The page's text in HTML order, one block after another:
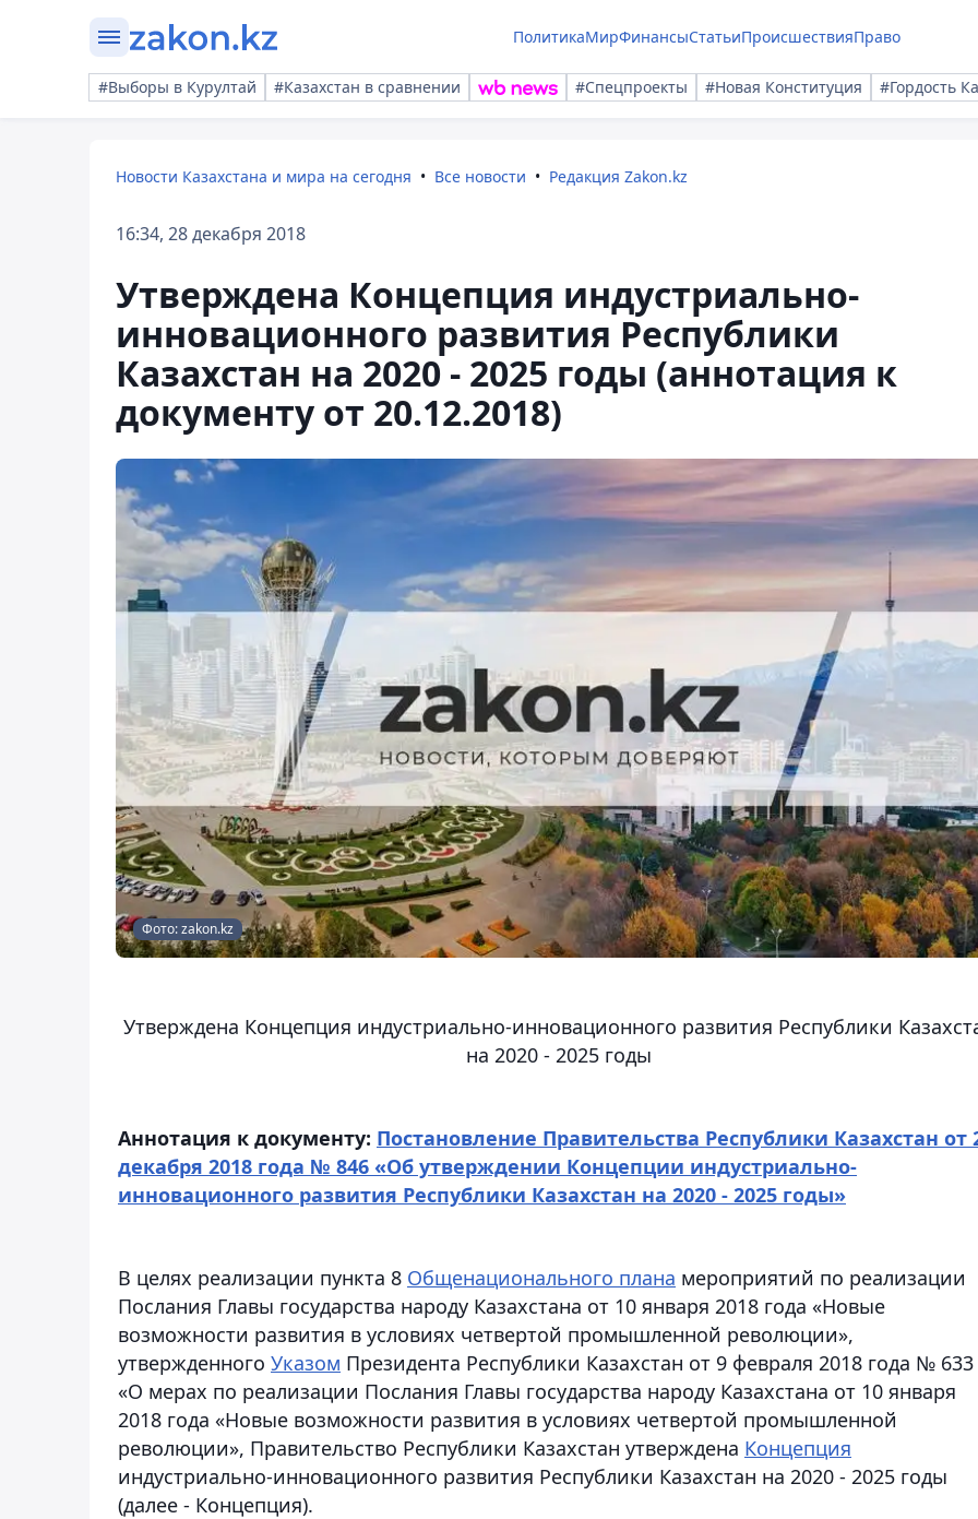
ПолитикаМирФинансыСтатьиПроисшествияПраво
#Выборы в Курултай #Казахстан в сравнении #Спецпроекты #Новая Конституция #Гордость
Новости Казахстана и мира на сегодня Все новости Редакция Zakon.kz
16:34, 28 декабря 2018
Утверждена Концепция индустриально-
инновационного развития Республики
Казахстан на 2020 - 2025 годы (аннотация к
документу от 20.12.2018)
Фото: zakon.kz
Утверждена Концепция индустриально-инновационного развития Республики
на 2020 - 2025 годы
Аннотация к документу: Постановление Правительства Республики Казахстан от
декабря 2018 года № 846 «Об утверждении Концепции индустриально-
инновационного развития Республики Казахстан на 2020 - 2025 годы»
В целях реализации пункта 8 Общенационального плана мероприятий по реализации
Послания Главы государства народу Казахстана от 10 января 2018 года «Новые
возможности развития в условиях четвертой промышленной революции»,
утвержденного Указом Президента Республики Казахстан от 9 февраля 2018 года № 633
«О мерах по реализации Послания Главы государства народу Казахстана от 10 января
2018 года «Новые возможности развития в условиях четвертой промышленной
революции», Правительство Республики Казахстан утверждена Концепция
индустриально-инновационного развития Республики Казахстан на 2020 - 2025 годы
(далее - Концепция).